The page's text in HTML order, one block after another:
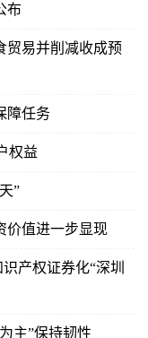
布
贸易并削减收成预
障任务
权益
”
价值进一步显现
产权证券化“深圳
主”保持韧性